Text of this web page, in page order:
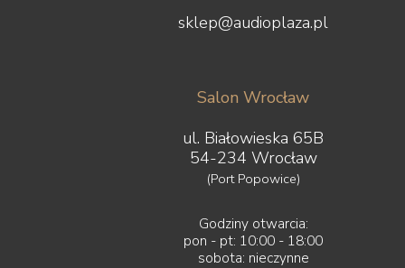
sklep@audioplaza.pl
Salon Wrocław
ul. Białowieska 65B
54-234 Wrocław
(Port Popowice)
Godziny otwarcia:
pon - pt: 10:00 - 18:00
sobota: nieczynne